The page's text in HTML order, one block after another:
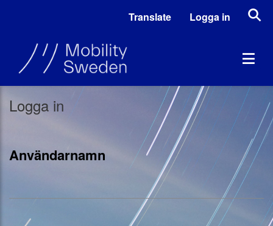
Translate Logga in
Logga in
Användarnamn